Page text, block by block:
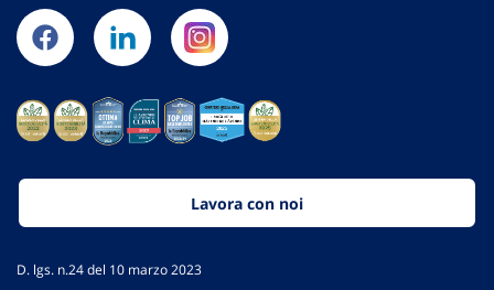
Lavora con noi
D. lgs. n.24 del 10 marzo 2023